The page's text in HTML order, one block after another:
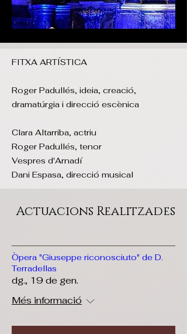
FITXA ARTÍSTICA
Roger Padullés, ideia, creació,
dramatúrgia i direcció escènica
Clara Altarriba, actriu
Roger Padullés, tenor
Vespres d'Arnadí
Dani Espasa, direcció musical
Actuacions Realitzades
Òpera "Giuseppe riconosciuto" de D.
Terradellas
dg., 19 de gen.
Més informació